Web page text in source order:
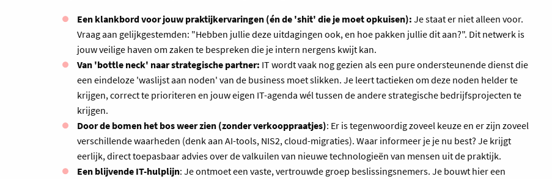
Een klankbord voor jouw praktijkervaringen (én de 'shit' die je moet opkuisen): Je staat er niet alleen voor.
Vraag aan gelijkgestemden: "Hebben jullie deze uitdagingen ook, en hoe pakken jullie dit aan?". Dit netwerk is
jouw veilige haven om zaken te bespreken die je intern nergens kwijt kan.
Van 'bottle neck' naar strategische partner: IT wordt vaak nog gezien als een pure ondersteunende dienst die
een eindeloze 'waslijst aan noden' van de business moet slikken. Je leert tactieken om deze noden helder te
krijgen, correct te prioriteren en jouw eigen IT-agenda wél tussen de andere strategische bedrijfsprojecten te
krijgen.
Door de bomen het bos weer zien (zonder verkooppraatjes): Er is tegenwoordig zoveel keuze en er zijn zoveel
verschillende waarheden (denk aan AI-tools, NIS2, cloud-migraties). Waar informeer je je nu best? Je krijgt
eerlijk, direct toepasbaar advies over de valkuilen van nieuwe technologieën van mensen uit de praktijk.
Een blijvende IT-hulplijn: Je ontmoet een vaste, vertrouwde groep beslissingsnemers. Je bouwt hier een